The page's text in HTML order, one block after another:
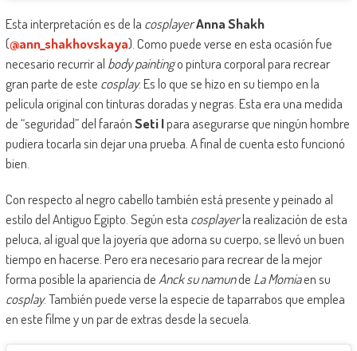
Esta interpretación es de la cosplayerAnna Shakh
(@ann_shakhovskaya). Como puede verse en esta ocasión fue
necesario recurrir al body paintingo pintura corporal para recrear
gran parte de este cosplay. Es lo que se hizo en su tiempo en la
película original con tinturas doradas y negras. Esta era una medida
de “seguridad” del faraónSeti Ipara asegurarse que ningún hombre
pudiera tocarla sin dejar una prueba. A final de cuenta esto funcionó
bien.
Con respecto al negro cabello también está presente y peinado al
estilo del Antiguo Egipto. Según esta cosplayerla realización de esta
peluca, al igual que la joyería que adorna su cuerpo, se llevó un buen
tiempo en hacerse. Pero era necesario para recrear de la mejor
forma posible la apariencia de Anck su namunde La Momiaen su
cosplay. También puede verse la especie de taparrabos que emplea
en este filme y un par de extras desde la secuela.